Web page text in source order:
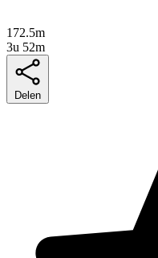
172.5m
3u 52m
Delen